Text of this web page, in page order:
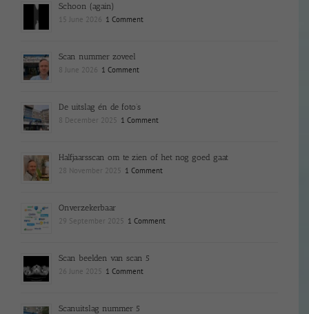
Schoon (again)
15 June 2026 1 Comment
Scan nummer zoveel
8 June 2026 1 Comment
De uitslag én de foto’s
8 December 2025 1 Comment
Halfjaarsscan om te zien of het nog goed gaat
28 November 2025 1 Comment
Onverzekerbaar
29 September 2025 1 Comment
Scan beelden van scan 5
26 June 2025 1 Comment
Scanuitslag nummer 5